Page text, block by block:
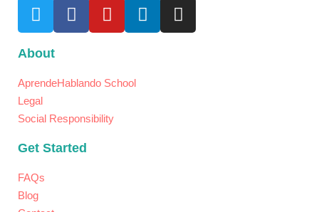
About
AprendeHablando School
Legal
Social Responsibility
Get Started
FAQs
Blog